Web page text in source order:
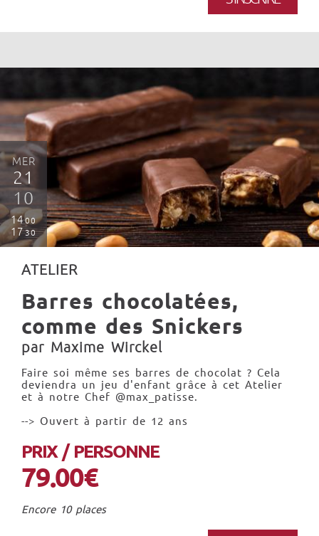
MER
21
10
1400
1730
ATELIER
Barres chocolatées,
comme des Snickers
par Maxime Wirckel
Faire soi même ses barres de chocolat ? Cela
deviendra un jeu d'enfant grâce à cet Atelier
et à notre Chef @max_patisse.
--> Ouvert à partir de 12 ans
PRIX / PERSONNE
79.00€
Encore 10 places